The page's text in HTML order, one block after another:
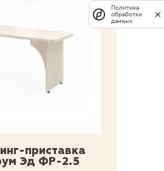
приставка
Эд ФР-2.5
Политика
обработки
данных